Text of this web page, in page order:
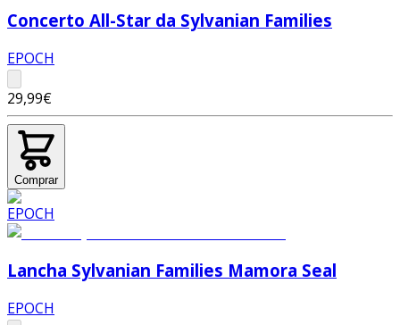
Concerto All-Star da Sylvanian Families
EPOCH
29,99€
Comprar
Lancha Sylvanian Families Mamora Seal
EPOCH